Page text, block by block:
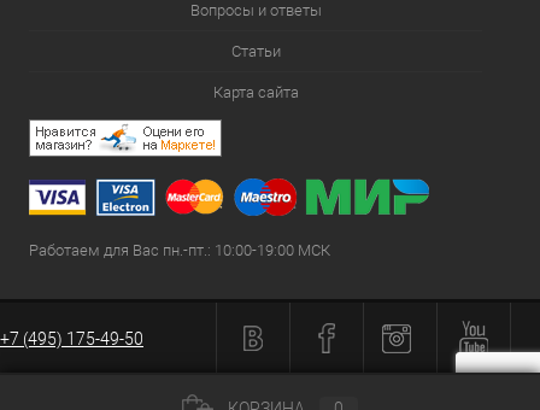
Вопросы и ответы
Статьи
Карта сайта
Работаем для Вас пн.-пт.: 10:00-19:00 МСК
+7 (495) 175-49-50